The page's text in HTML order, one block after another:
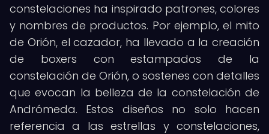
constelaciones ha inspirado patrones, colores
y nombres de productos. Por ejemplo, el mito
de Orión, el cazador, ha llevado a la creación
de boxers con estampados de la
constelación de Orión, o sostenes con detalles
que evocan la belleza de la constelación de
Andrómeda. Estos diseños no solo hacen
referencia a las estrellas y constelaciones,